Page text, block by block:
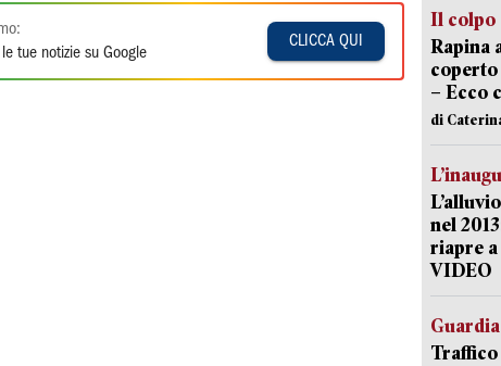
tue notizie su Google
CLICCA QUI
Il colpo
Rapina
coperto
– Ecco
di
nel
riapre a
VIDEO